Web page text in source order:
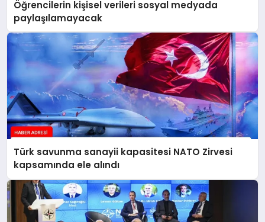
Öğrencilerin kişisel verileri sosyal medyada
paylaşılamayacak
Türk savunma sanayii kapasitesi NATO Zirvesi
kapsamında ele alındı